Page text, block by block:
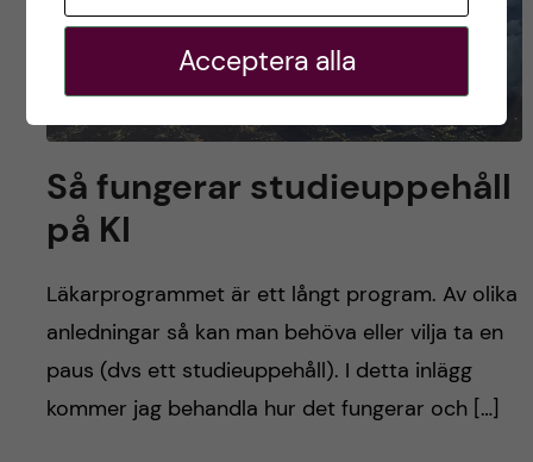
Så fungerar studieuppehåll
på KI
Läkarprogrammet är ett långt program. Av olika
anledningar så kan man behöva eller vilja ta en
paus (dvs ett studieuppehåll). I detta inlägg
kommer jag behandla hur det fungerar och […]
Acceptera alla